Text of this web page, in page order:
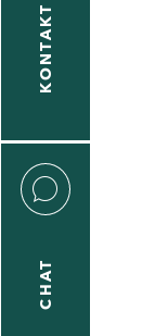
KONTAKT
CHAT